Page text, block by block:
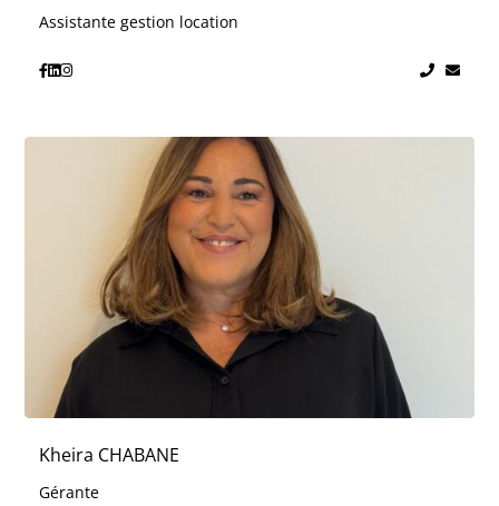
Assistante gestion location
Kheira CHABANE
Gérante